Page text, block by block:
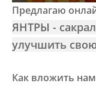
Предлагаю
ЯНТРЫ -
улучшить
Как вложить